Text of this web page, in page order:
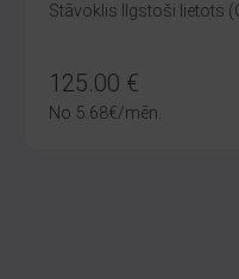
Stāvoklis Ilgstoši lietots
125.00 €
No 5.68€/mēn.